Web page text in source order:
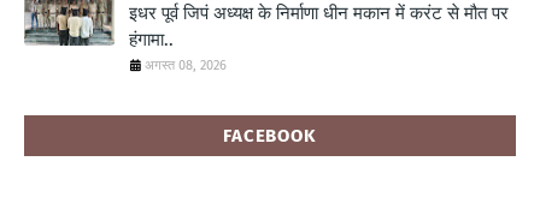
इधर पूर्व जिपं अध्यक्ष के निर्माणा धीन मकान में करंट से मौत पर
हंगामा..
अगस्त 08, 2026
FACEBOOK